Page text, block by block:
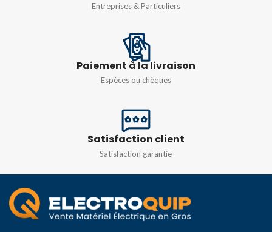
N° DE MODULES
6MOD
Entreprises & Particuliers
Paiement à la livraison
Espèces ou chèques
Satisfaction client
Satisfaction garantie